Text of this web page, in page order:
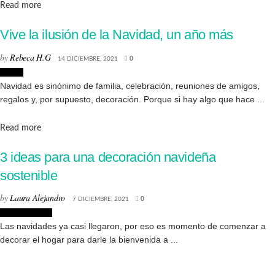
Read moreDetails
Vive la ilusión de la Navidad, un año más
byRebeca H.G 14 DICIEMBRE, 2021 0
Navidad es sinónimo de familia, celebración, reuniones de amigos,
regalos y, por supuesto, decoración. Porque si hay algo que hace ...
Read moreDetails
3 ideas para una decoración navideña
sostenible
byLaura Alejandro 7 DICIEMBRE, 2021 0
Las navidades ya casi llegaron, por eso es momento de comenzar a
decorar el hogar para darle la bienvenida a ...